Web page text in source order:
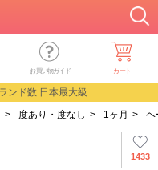
お買い物ガイド カート
ンド数 日本最大級
> 度あり・度なし > 1ヶ月 > ヘ
1433